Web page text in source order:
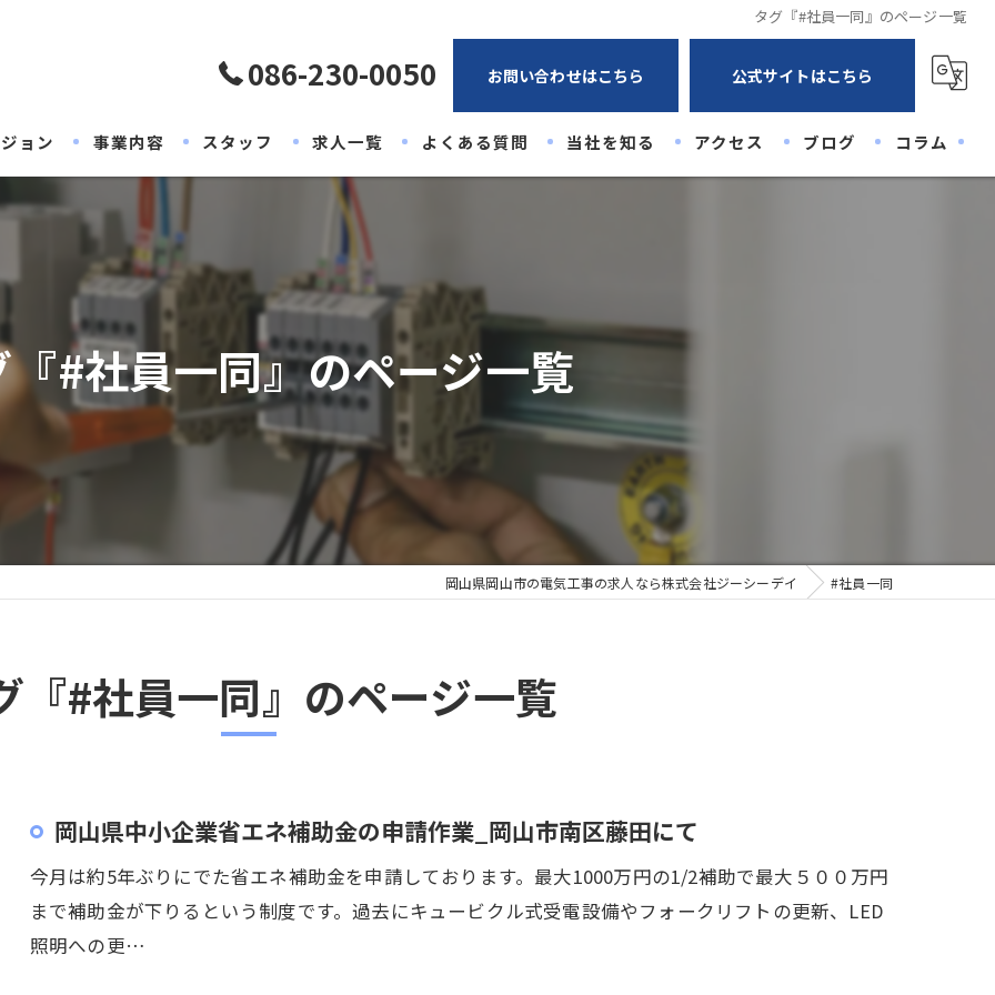
タグ『#社員一同』のページ一覧
086-230-0050 お問い合わせはこちら 公式サイトはこちら
ョン 事業内容 スタッフ 求人一覧 よくある質問 当社を知る
高卒
20代
30代
アクセス ブログ コラム
#社員一同』のページ一覧
岡山県岡山市の電気工事の求人なら株式会社ジーシーデイ #社員一同
『#社員一同』のページ一覧
岡山県中小企業省エネ補助金の申請作業_岡山市南区藤田にて
今月は約5年ぶりにでた省エネ補助金を申請しております。最大1000万円の1/2補助で最大５００万円
まで補助金が下りるという制度です。過去にキュービクル式受電設備やフォークリフトの更新、LED
照明への更…